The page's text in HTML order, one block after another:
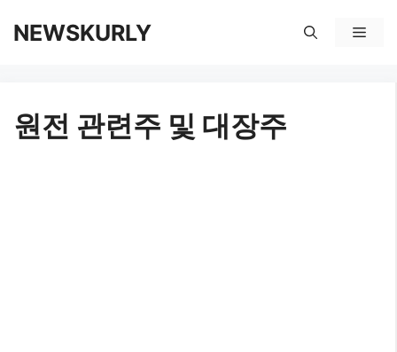
로
NEWSKURLY
메
원전 관련주 및 대장주